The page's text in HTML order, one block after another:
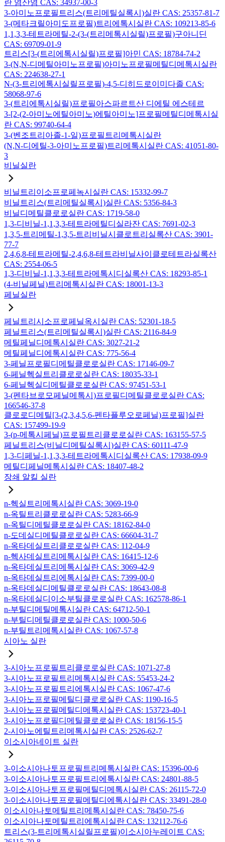
란 염산염 CAS: 34937-00-3
3-아미노프로필트리스(트리메틸실록시)실란 CAS: 25357-81-7
3-(메타크릴아미도프로필)트리에톡시실란 CAS: 109213-85-6
1,1,3,3-테트라메틸-2-(3-(트리메톡시실릴)프로필)구아니딘
CAS: 69709-01-9
트리스[3-(트리에톡시실릴)프로필]아민 CAS: 18784-74-2
3-(N,N-디메틸아미노프로필)아미노프로필메틸디메톡시실란
CAS: 224638-27-1
N-(3-트리에톡시실릴프로필)-4,5-디히드로이미다졸 CAS:
58068-97-6
3-(트리에톡시실릴)프로필아스파르트산 디에틸 에스테르
3-[2-(2-아미노에틸아미노)에틸아미노]프로필메틸디메톡시실
란 CAS: 99740-64-4
3-(벤조트리아졸-1-일)프로필트리메톡시실란
(N,N-디에틸-3-아미노프로필)트리메톡시실란 CAS: 41051-80-
3
비닐실란
비닐트리이소프로페녹시실란 CAS: 15332-99-7
비닐트리스(트리메틸실록시)실란 CAS: 5356-84-3
비닐디메틸클로로실란 CAS: 1719-58-0
1,3-디비닐-1,1,3,3-테트라메틸디실라잔 CAS: 7691-02-3
1,3,5-트리메틸-1,3,5-트리비닐시클로트리실록산 CAS: 3901-
77-7
2,4,6,8-테트라메틸-2,4,6,8-테트라비닐사이클로테트라실록산
CAS: 2554-06-5
1,3-디비닐-1,1,3,3-테트라메톡시디실록산 CAS: 18293-85-1
(4-비닐페닐)트리메톡시실란 CAS: 18001-13-3
페닐실란
페닐트리시소프로페닐옥시실란 CAS: 52301-18-5
페닐트리스(트리메틸실록시)실란 CAS: 2116-84-9
메틸페닐디메톡시실란 CAS: 3027-21-2
메틸페닐디에톡시실란 CAS: 775-56-4
3-페닐프로필디메틸클로로실란 CAS: 17146-09-7
6-페닐헥실트리클로로실란 CAS: 18035-33-1
6-페닐헥실디메틸클로로실란 CAS: 97451-53-1
3-(펜타브로모페닐메톡시)프로필디메틸클로로실란 CAS:
166546-37-8
클로로디메틸[3-(2,3,4,5,6-펜타플루오로페닐)프로필]실란
CAS: 157499-19-9
3-(p-메톡시페닐)프로필트리클로로실란 CAS: 163155-57-5
페닐트리스(비닐디메틸실록시)실란 CAS: 60111-47-9
1,3-디페닐-1,1,3,3-테트라메톡시디실록산 CAS: 17938-09-9
메틸디페닐메톡시실란 CAS: 18407-48-2
장쇄 알킬 실란
n-헥실트리메톡시실란 CAS: 3069-19-0
n-옥틸트리클로로실란 CAS: 5283-66-9
n-옥틸디메틸클로로실란 CAS: 18162-84-0
n-도데실디메틸클로로실란 CAS: 66604-31-7
n-옥타데실트리클로로실란 CAS: 112-04-9
n-헥사데실트리메톡시실란 CAS: 16415-12-6
n-옥타데실트리메톡시실란 CAS: 3069-42-9
n-옥타데실트리에톡시실란 CAS: 7399-00-0
n-옥타데실디메틸클로로실란 CAS: 18643-08-8
n-옥타데실디이소부틸클로로실란 CAS: 162578-86-1
n-부틸디메틸메톡시실란 CAS: 64712-50-1
n-부틸디메틸클로로실란 CAS: 1000-50-6
n-부틸트리메톡시실란 CAS: 1067-57-8
시아노 실란
3-시아노프로필트리클로로실란 CAS: 1071-27-8
3-시아노프로필트리메톡시실란 CAS: 55453-24-2
3-시아노프로필트리에톡시실란 CAS: 1067-47-6
3-시아노프로필메틸디클로로실란 CAS: 1190-16-5
3-시아노프로필메틸디메톡시실란 CAS: 153723-40-1
3-시아노프로필디메틸클로로실란 CAS: 18156-15-5
2-시아노에틸트리메톡시실란 CAS: 2526-62-7
이소시아네이트 실란
3-이소시아나토프로필트리메톡시실란 CAS: 15396-00-6
3-이소시아나토프로필트리에톡시실란 CAS: 24801-88-5
3-이소시아나토프로필메틸디메톡시실란 CAS: 26115-72-0
3-이소시아나토프로필메틸디에톡시실란 CAS: 33491-28-0
이소시아나토메틸트리메톡시실란 CAS: 78450-75-6
이소시아나토메틸트리에톡시실란 CAS: 132112-76-6
트리스(3-트리메톡시실릴프로필)이소시아누레이트 CAS: